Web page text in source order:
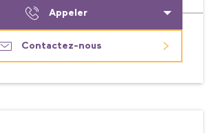
Appeler
Contactez-nous